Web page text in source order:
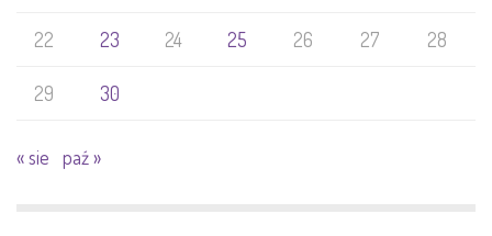
22 23 24 25 26 27 28
29 30
« sie paź »